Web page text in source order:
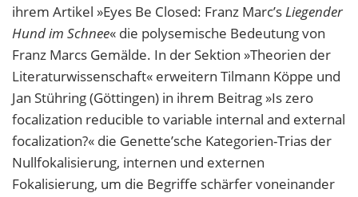
ihrem Artikel »Eyes Be Closed: Franz Marc’s Liegender
Hund im Schnee« die polysemische Bedeutung von
Franz Marcs Gemälde. In der Sektion »Theorien der
Literaturwissenschaft« erweitern Tilmann Köppe und
Jan Stühring (Göttingen) in ihrem Beitrag »Is zero
focalization reducible to variable internal and external
focalization?« die Genette’sche Kategorien-Trias der
Nullfokalisierung, internen und externen
Fokalisierung, um die Begriffe schärfer voneinander